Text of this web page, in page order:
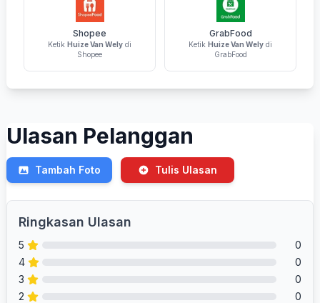
Shopee
Ketik Huize Van Wely di
Shopee
GrabFood
Ketik Huize Van Wely di
GrabFood
Ulasan Pelanggan
Tambah Foto Tulis Ulasan
Ringkasan Ulasan
5
0
4
0
3
0
2
0